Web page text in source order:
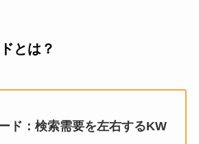
とは？
ド：検索需要を左右するKW